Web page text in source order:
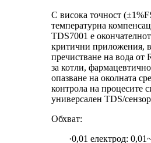
С висока точност
температурна
TDS7001 е
критични приложения,
пречистване на вода от
за котли,
опазване на околната
контрола на процесите
универсален TDS/
Обхват:
·0,01 електрод: